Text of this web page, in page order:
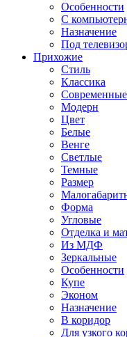
Особенности
С
Назначение
Под
Прихожие
Стиль
Классика
Современные
Модерн
Цвет
Белые
Венге
Светлые
Темные
Размер
Форма
Угловые
Отделка и
Из МДФ
Зеркальные
Особенности
Купе
Эконом
Назначение
В коридор
Для узкого